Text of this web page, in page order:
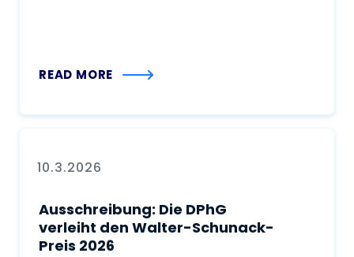
READ MORE
10.3.2026
Ausschreibung: Die DPhG
verleiht den Walter-Schunack-
Preis 2026